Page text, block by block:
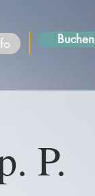
Buchen
P.